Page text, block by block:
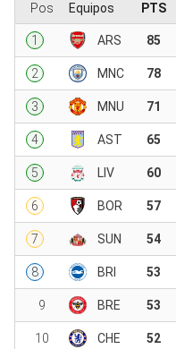
Pos Equipos PTS
1 ARS 85
2 MNC 78
3 MNU 71
4 AST 65
5 LIV 60
6 BOR 57
7 SUN 54
8 BRI 53
9 BRE 53
10 CHE 52